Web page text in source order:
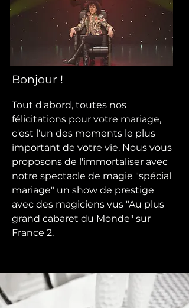
Bonjour !
Tout d'abord, toutes nos
félicitations pour votre mariage,
c'est l'un des moments le plus
important de votre vie. Nous vous
proposons de l'immortaliser avec
notre spectacle de magie "spécial
mariage" un show de prestige
avec des magiciens vus "Au plus
grand cabaret du Monde" sur
France 2.